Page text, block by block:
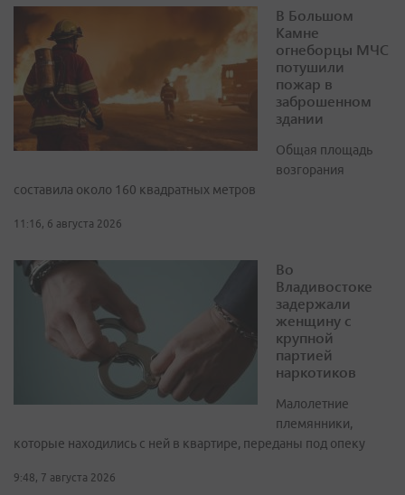
В Большом
Камне
огнеборцы МЧС
потушили
пожар в
заброшенном
здании
Общая площадь
возгорания
составила около 160 квадратных метров
11:16, 6 августа 2026
Во
Владивостоке
задержали
женщину с
крупной
партией
наркотиков
Малолетние
племянники,
которые находились с ней в квартире, переданы под опеку
9:48, 7 августа 2026